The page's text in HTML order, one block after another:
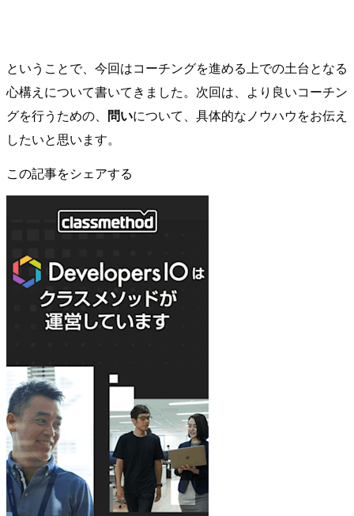
ということで、今回はコーチングを進める上での土台となる
心構えについて書いてきました。次回は、より良いコーチン
グを行うための、 問いについて、具体的なノウハウをお伝え
したいと思います。
この記事をシェアする